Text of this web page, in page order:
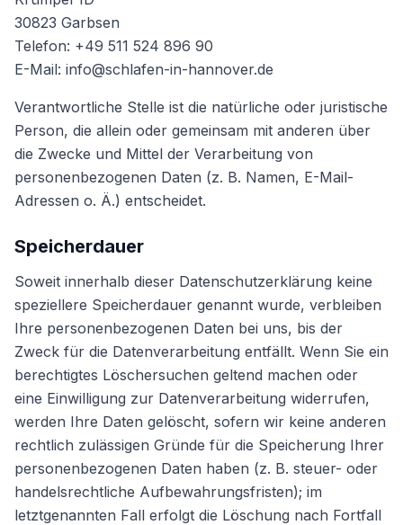
30823 Garbsen
Telefon: +49 511 524 896 90
E-Mail: info@schlafen-in-hannover.de
Verantwortliche Stelle ist die natürliche oder juristische
Person, die allein oder gemeinsam mit anderen über
die Zwecke und Mittel der Verarbeitung von
personenbezogenen Daten (z. B. Namen, E-Mail-
Adressen o. Ä.) entscheidet.
Speicherdauer
Soweit innerhalb dieser Datenschutzerklärung keine
speziellere Speicherdauer genannt wurde, verbleiben
Ihre personenbezogenen Daten bei uns, bis der
Zweck für die Datenverarbeitung entfällt. Wenn Sie ein
berechtigtes Löschersuchen geltend machen oder
eine Einwilligung zur Datenverarbeitung widerrufen,
werden Ihre Daten gelöscht, sofern wir keine anderen
rechtlich zulässigen Gründe für die Speicherung Ihrer
personenbezogenen Daten haben (z. B. steuer- oder
handelsrechtliche Aufbewahrungsfristen); im
letztgenannten Fall erfolgt die Löschung nach Fortfall